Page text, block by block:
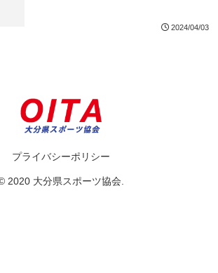
2024/04/03
プライバシーポリシー
2020 大分県スポーツ協会.